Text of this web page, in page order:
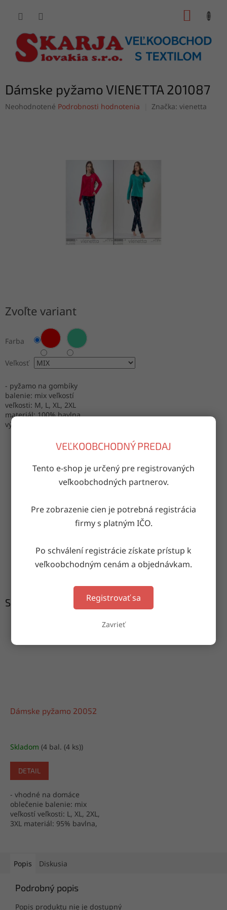
VEĽKOOBCHODNÝ PREDAJ
Tento e-shop je určený pre registrovaných
veľkoobchodných partnerov.
Pre zobrazenie cien je potrebná registrácia
firmy s platným IČO.
Po schválení registrácie získate prístup k
veľkoobchodným cenám a objednávkam.
Registrovať sa
Zavrieť
Dámske pyžamo VIENETTA 201087
Priemerné
Neohodnotené Podrobnosti hodnotenia Značka: vienetta
Zvoľte variant
Farba
Veľkosť
- pyžamo na gombíky
balenie: mix veľkostí
veľkosti: M, L, XL, 2XL
materiál: 100% bavlna
výroba: Turecko
OPÝTAŤ SA ZDIEĽAŤ
Doručenie do druhého dňa
na akúkoľvek adresu
Garancia doručenia
Súvisiaci tovar
Dámske pyžamo 20052
Skladom (4 bal. (4 ks))
DETAIL
- vhodné na domáce
oblečenie balenie: mix
veľkostí veľkosti: L, XL, 2XL,
3XL materiál: 95% bavlna,
Popis Diskusia
Podrobný popis
Popis produktu nie je dostupný